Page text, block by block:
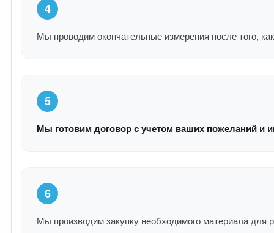
4
Мы проводим окончательные измерения после того,
5
Мы готовим договор с учетом ваших пожеланий и
6
Мы производим закупку необходимого материала для